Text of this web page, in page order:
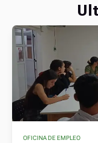
OFICINA DE EMPLEO